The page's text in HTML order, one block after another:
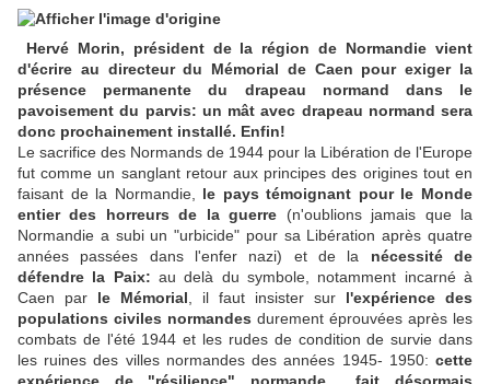
Hervé Morin, président de la région de Normandie vient
d'écrire au directeur du Mémorial de Caen pour exiger la
présence permanente du drapeau normand dans le
pavoisement du parvis: un mât avec drapeau normand sera
donc prochainement installé. Enfin!
Le sacrifice des Normands de 1944 pour la Libération de l'Europe
fut comme un sanglant retour aux principes des origines tout en
faisant de la Normandie, le pays témoignant pour le Monde
entier des horreurs de la guerre (n'oublions jamais que la
Normandie a subi un "urbicide" pour sa Libération après quatre
années passées dans l'enfer nazi) et de la nécessité de
défendre la Paix: au delà du symbole, notamment incarné à
Caen par le Mémorial , il faut insister sur l'expérience des
populations civiles normandes durement éprouvées après les
combats de l'été 1944 et les rudes de condition de survie dans
les ruines des villes normandes des années 1945- 1950: cette